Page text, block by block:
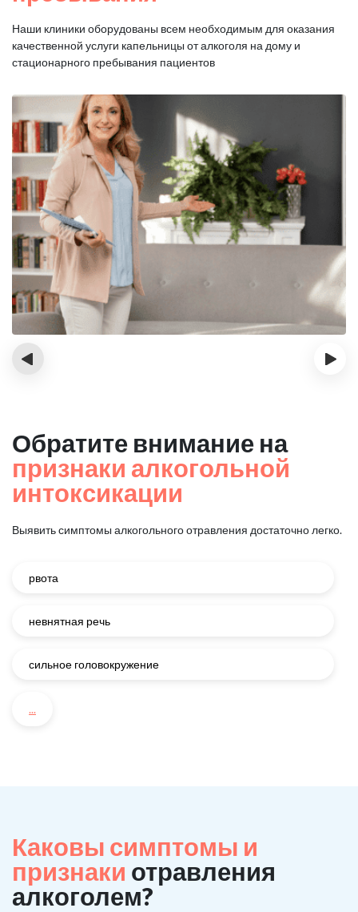
Наши клиники оборудованы всем необходимым для оказания
качественной услуги капельницы от алкоголя на дому и
стационарного пребывания пациентов
‹ ›
Обратите внимание на
признаки алкогольной
интоксикации
Выявить симптомы алкогольного отравления достаточно легко.
рвота
невнятная речь
сильное головокружение
...
Каковы симптомы и
признаки отравления
алкоголем?